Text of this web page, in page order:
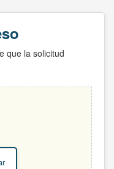
que la solicitud